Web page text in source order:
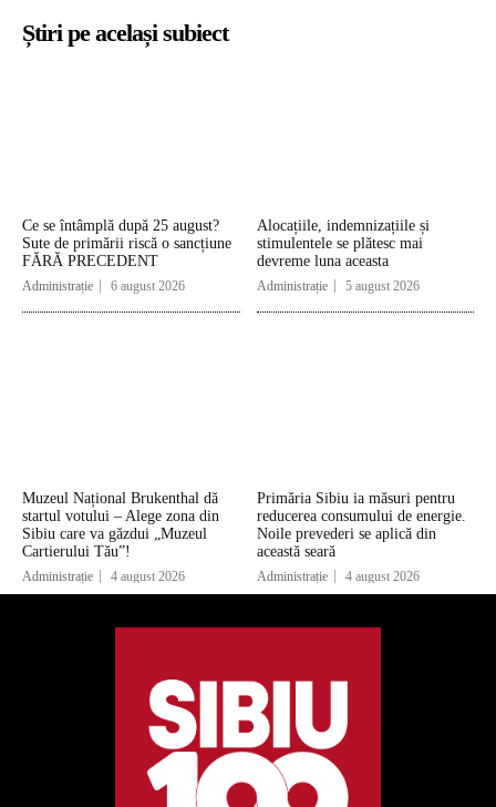
Știri pe același subiect
Ce se întâmplă după 25 august?
Sute de primării riscă o sancțiune
FĂRĂ PRECEDENT
Administrație 6 august 2026
Alocațiile, indemnizațiile și
stimulentele se plătesc mai
devreme luna aceasta
Administrație 5 august 2026
Muzeul Național Brukenthal dă
startul votului – Alege zona din
Sibiu care va găzdui „Muzeul
Cartierului Tău”!
Administrație 4 august 2026
Primăria Sibiu ia măsuri pentru
reducerea consumului de energie.
Noile prevederi se aplică din
această seară
Administrație 4 august 2026